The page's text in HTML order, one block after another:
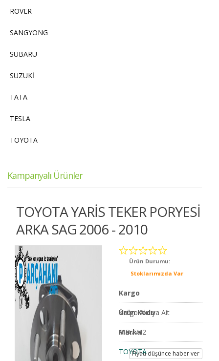
ROVER
SANGYONG
SUBARU
SUZUKİ
TATA
TESLA
TOYOTA
Kampanyalı Ürünler
TOYOTA YARİS TEKER PORYESİ
ARKA SAG 2006 - 2010
Ürün Durumu:
Stoklarımızda Var
Kargo
Kargo Alıcıya Ait
Ürün Kodu
PID7742
Marka
TOYOTAFiyatı düşünce haber ver